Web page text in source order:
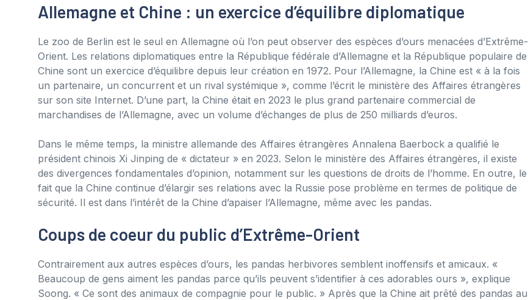
Allemagne et Chine : un exercice d’équilibre diplomatique
Le zoo de Berlin est le seul en Allemagne où l’on peut observer des espèces d’ours menacées d’Extrême-
Orient. Les relations diplomatiques entre la République fédérale d’Allemagne et la République populaire de
Chine sont un exercice d’équilibre depuis leur création en 1972. Pour l’Allemagne, la Chine est « à la fois
un partenaire, un concurrent et un rival systémique », comme l’écrit le ministère des Affaires étrangères
sur son site Internet. D’une part, la Chine était en 2023 le plus grand partenaire commercial de
marchandises de l’Allemagne, avec un volume d’échanges de plus de 250 milliards d’euros.
Dans le même temps, la ministre allemande des Affaires étrangères Annalena Baerbock a qualifié le
président chinois Xi Jinping de « dictateur » en 2023. Selon le ministère des Affaires étrangères, il existe
des divergences fondamentales d’opinion, notamment sur les questions de droits de l’homme. En outre, le
fait que la Chine continue d’élargir ses relations avec la Russie pose problème en termes de politique de
sécurité. Il est dans l’intérêt de la Chine d’apaiser l’Allemagne, même avec les pandas.
Coups de coeur du public d’Extrême-Orient
Contrairement aux autres espèces d’ours, les pandas herbivores semblent inoffensifs et amicaux. «
Beaucoup de gens aiment les pandas parce qu’ils peuvent s’identifier à ces adorables ours », explique
Soong. « Ce sont des animaux de compagnie pour le public. » Après que la Chine ait prêté des pandas au